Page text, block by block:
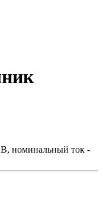
номинальный ток -